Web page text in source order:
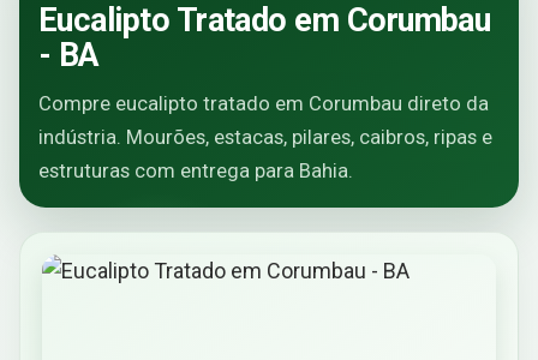
Eucalipto Tratado em Corumbau
- BA
Compre eucalipto tratado em Corumbau direto da
indústria. Mourões, estacas, pilares, caibros, ripas e
estruturas com entrega para Bahia.